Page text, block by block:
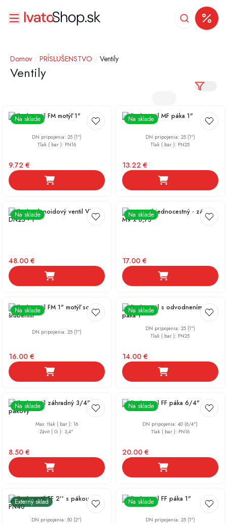
Domov PRÍSLUŠENSTVO Ventily
Ventily
Na sklade
Guľový ventil FM motýľ 1"
DN pripojenia: 25 (1")
Tlak ( bar ): PN16
9.72 €
Na sklade
Guľový ventil MF páka 1"
DN pripojenia: 25 (1")
Tlak ( bar ): PN25
13.22 €
Na sklade
Guľový solenoidový ventil VT
DN25 - 1”
48.00 €
Na sklade
Meva ventil jednocestný - závit
M9 x 0,75
17.00€
Na sklade
Guľový ventil FM 1" motýľ so
šrúbením
DN pripojenia: 25 (1")
16.00 €
Na sklade
Guľový ventil s odvodnením FF
páka 1"
DN pripojenia: 25 (1")
Tlak ( bar ): PN25
14.00€
Na sklade
Guľový ventil záhradný 3/4",
pákový
Max. tlak ( bar ): 16
Závit ( G ): 3,4"
8.50 €
Na sklade
Guľový ventil FF páka 6/4"
DN pripojenia:40 (6/4")
Tlak ( bar ): PN16
20.00€
Externý sklad
Guľový ventil FF 2'' s pákou
PN40
DN pripojenia:50 (2")
Na sklade
Guľový ventil FF páka 1"
DN pripojenia: 25 (1")